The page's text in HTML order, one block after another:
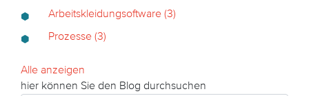
Arbeitskleidungsoftware (3)
Prozesse (3)
Alle anzeigen
hier können Sie den Blog durchsuchen